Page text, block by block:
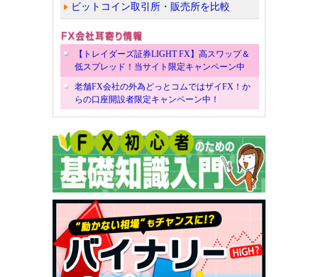
ビットコイン取引所・販売所を比較
【トレイダーズ証券LIGHT FX】高スワップ＆
低スプレッド！当サイト限定キャンペーン中
老舗FX会社の外為どっとコムではザイFX！か
らの口座開設者限定キャンペーン中！